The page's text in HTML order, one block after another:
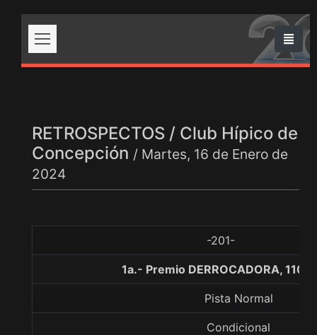
RETROSPECTOS / Club Hípico de
Concepción / Martes, 16 de Enero de
2024
-201-
1a.- Premio DERROCADORA,
Pista Normal
Condicional